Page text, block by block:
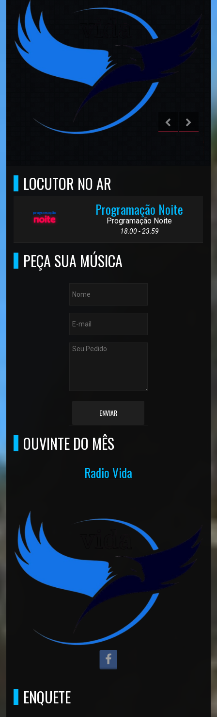
LOCUTOR NO AR
Programação Noite
Programação Noite
18:00 - 23:59
PEÇA SUA MÚSICA
ENVIAR
OUVINTE DO MÊS
Radio Vida
ENQUETE